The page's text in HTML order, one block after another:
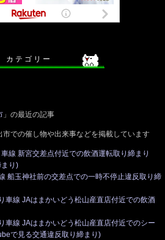
カ テ ゴ リ ー
」の最近の記事
での催し物や出来事などを掲載しています
線 新宮交差点付近での飲酒運転取り締まり
り)
船玉神社前の交差点での一時不停止違反取り締
車線 JAはまかいどう松山産直店付近での飲酒
車線 JAはまかいどう松山産直店付近でのシー
で見る交通違反取り締まり)